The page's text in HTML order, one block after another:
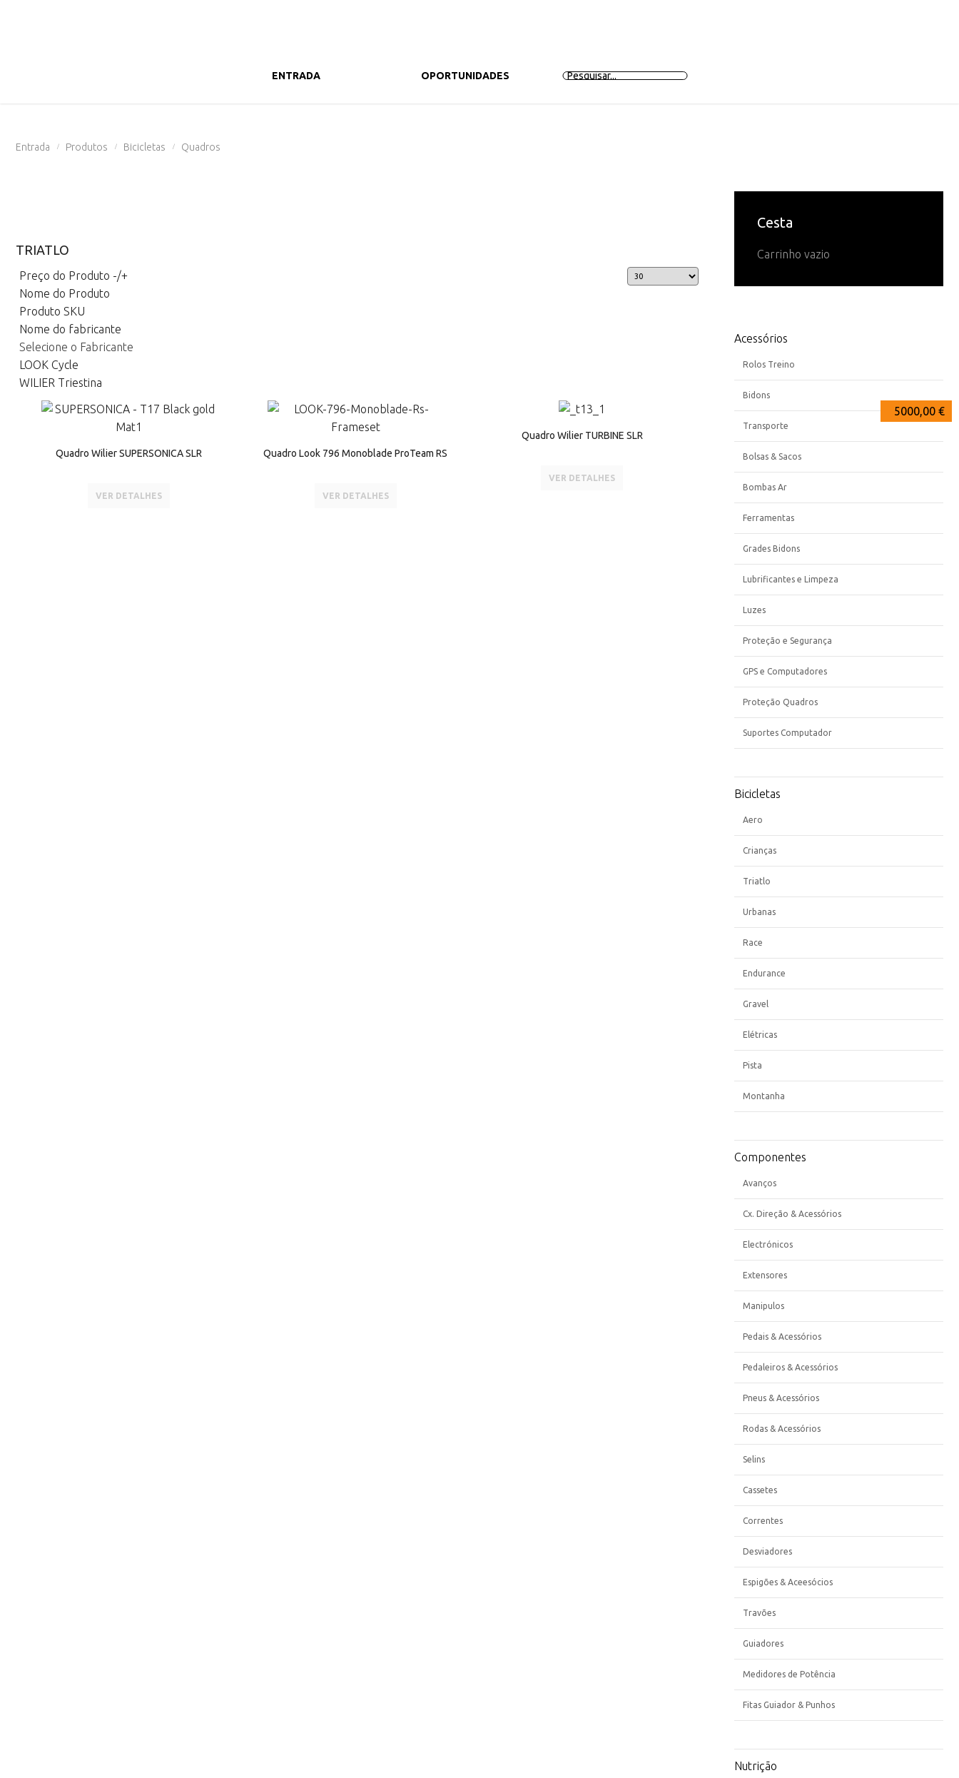
ENTRADA OPORTUNIDADES
Entrada / Produtos / Bicicletas / Quadros
TRIATLO
Preço do Produto -/+
Nome do Produto
Produto SKU
Nome do fabricante
Selecione o Fabricante
LOOK Cycle
WILIER Triestina
10000,00 €
Quadro Wilier SUPERSONICA SLR
VER DETALHES
6990,00 €
Quadro Look 796 Monoblade ProTeam RS
VER DETALHES
5000,00 €
Quadro Wilier TURBINE SLR
VER DETALHES
Cesta
Carrinho vazio
Acessórios
Rolos Treino
Bidons
Transporte
Bolsas & Sacos
Bombas Ar
Ferramentas
Grades Bidons
Lubrificantes e Limpeza
Luzes
Proteção e Segurança
GPS e Computadores
Proteção Quadros
Suportes Computador
Bicicletas
Aero
Crianças
Triatlo
Urbanas
Race
Endurance
Gravel
Elétricas
Pista
Montanha
Componentes
Avanços
Cx. Direção & Acessórios
Electrónicos
Extensores
Manipulos
Pedais & Acessórios
Pedaleiros & Acessórios
Pneus & Acessórios
Rodas & Acessórios
Selins
Cassetes
Correntes
Desviadores
Espigões & Aceesócios
Travões
Guiadores
Medidores de Potência
Fitas Guiador & Punhos
Nutrição